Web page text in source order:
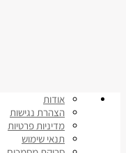
אודות
הצהרת נגישות
מדיניות פרטיות
תנאי שימוש